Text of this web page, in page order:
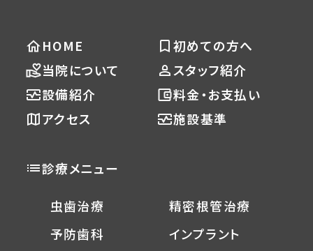
HOME
初めての方へ
当院について
スタッフ紹介
設備紹介
料金・お支払い
アクセス
施設基準
診療メニュー
虫歯治療
予防歯科
精密根管治療
インプラント